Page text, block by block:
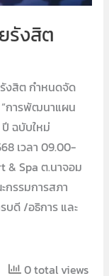
รังสิต
งสิต กำหนดจัด
“การพัฒนาแผน
ฉบับใหม่
เวลา 09.00-
& Spa ต.นาจอม
กรรมการสภา
บดี /อธิการ และ
0 total views